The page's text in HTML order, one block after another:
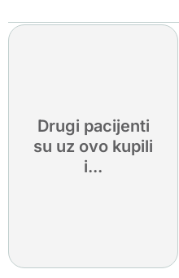
Drugi pacijenti
su uz ovo kupili
i...